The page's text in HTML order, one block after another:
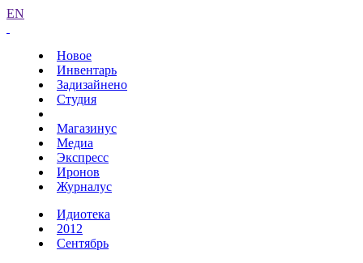
EN
Новое
Инвентарь
Задизайнено
Студия
Магазинус
Медиа
Экспресс
Иронов
Журналус
Идиотека
2012
Сентябрь